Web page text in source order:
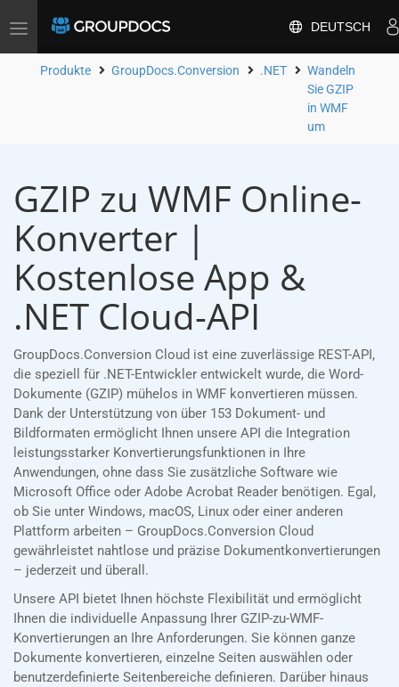
Toggle
DEUTSCH
Produkte GroupDocs.Conversion .NET
Wandeln
Sie GZIP
in WMF
um
GZIP zu WMF Online-
Konverter |
Kostenlose App &
.NET Cloud-API
GroupDocs.Conversion Cloud ist eine zuverlässige REST-API,
die speziell für .NET-Entwickler entwickelt wurde, die Word-
Dokumente (GZIP) mühelos in WMF konvertieren müssen.
Dank der Unterstützung von über 153 Dokument- und
Bildformaten ermöglicht Ihnen unsere API die Integration
leistungsstarker Konvertierungsfunktionen in Ihre
Anwendungen, ohne dass Sie zusätzliche Software wie
Microsoft Office oder Adobe Acrobat Reader benötigen. Egal,
ob Sie unter Windows, macOS, Linux oder einer anderen
Plattform arbeiten – GroupDocs.Conversion Cloud
gewährleistet nahtlose und präzise Dokumentkonvertierungen
– jederzeit und überall.
Unsere API bietet Ihnen höchste Flexibilität und ermöglicht
Ihnen die individuelle Anpassung Ihrer GZIP-zu-WMF-
Konvertierungen an Ihre Anforderungen. Sie können ganze
Dokumente konvertieren, einzelne Seiten auswählen oder
benutzerdefinierte Seitenbereiche definieren. Darüber hinaus